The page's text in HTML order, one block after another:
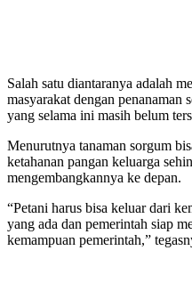
Salah satu diantaranya adalah
masyarakat dengan penanaman
yang selama ini masih belum
Menurutnya tanaman sorgum
ketahanan pangan keluarga
mengembangkannya ke depan.
“Petani harus bisa keluar dari
yang ada dan pemerintah siap
kemampuan pemerintah,”